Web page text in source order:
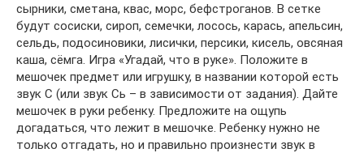
сырники, сметана, квас, морс, бефстроганов. В сетке
будут сосиски, сироп, семечки, лосось, карась, апельсин,
сельдь, подосиновики, лисички, персики, кисель, овсяная
каша, сёмга. Игра «Угадай, что в руке». Положите в
мешочек предмет или игрушку, в названии которой есть
звук С (или звук Сь – в зависимости от задания). Дайте
мешочек в руки ребенку. Предложите на ощупь
догадаться, что лежит в мешочке. Ребенку нужно не
только отгадать, но и правильно произнести звук в